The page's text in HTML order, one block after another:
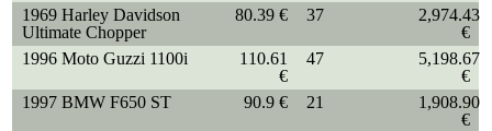
1969 Harley Davidson
Ultimate Chopper
80.39 € 37
2,974.43
€
1996 Moto Guzzi 1100i
110.61
€
47
5,198.67
€
1997 BMW F650 ST
90.9 € 21
1,908.90
€